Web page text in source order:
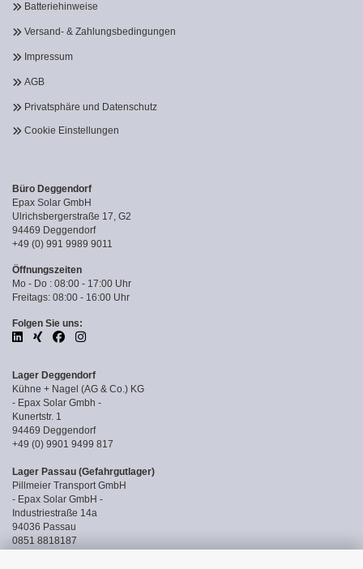
Batteriehinweise
Versand- & Zahlungsbedingungen
Impressum
AGB
Privatsphäre und Datenschutz
Cookie Einstellungen
Büro Deggendorf
Epax Solar GmbH
Ulrichsbergerstraße 17, G2
94469 Deggendorf
+49 (0) 991 9989 9011
Öffnungszeiten
Mo - Do : 08:00 - 17:00 Uhr
Freitags: 08:00 - 16:00 Uhr
Folgen Sie uns:
Lager Deggendorf
Kühne + Nagel (AG & Co.) KG
- Epax Solar Gmbh -
Kunertstr. 1
94469 Deggendorf
+49 (0) 9901 9499 817
Lager Passau (Gefahrgutlager)
Pillmeier Transport GmbH
- Epax Solar GmbH -
Industriestraße 14a
94036 Passau
0851 8818187